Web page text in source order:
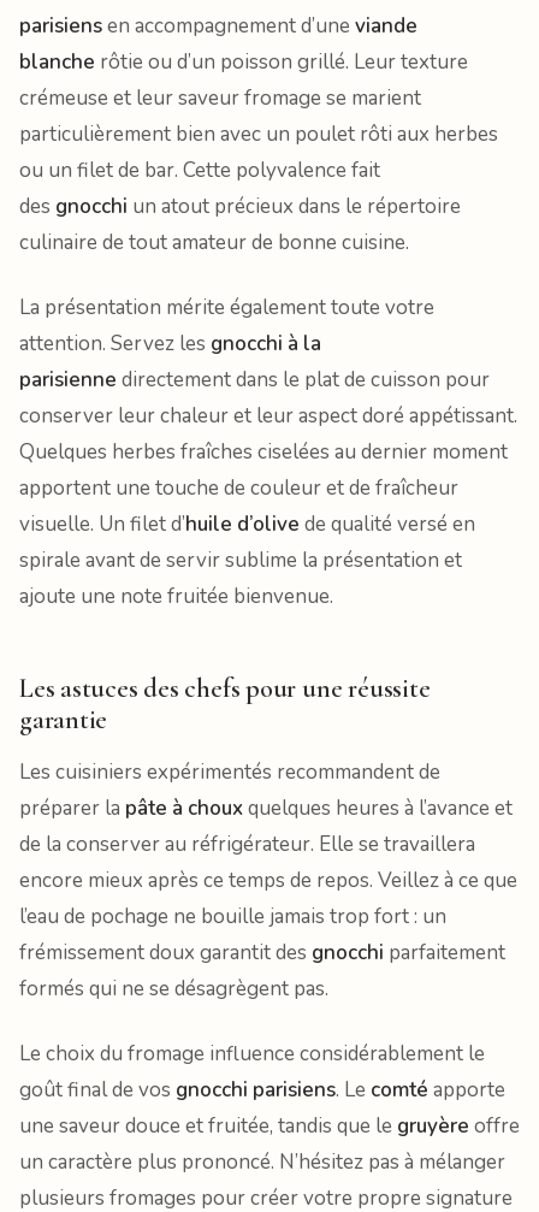
parisiensen accompagnement d’une viande
blanche rôtie ou d’un poisson grillé. Leur texture
crémeuse et leur saveur fromage se marient
particulièrement bien avec un poulet rôti aux herbes
ou un filet de bar. Cette polyvalence fait
des gnocchi un atout précieux dans le répertoire
culinaire de tout amateur de bonne cuisine.
La présentation mérite également toute votre
attention. Servez les gnocchi à la
parisienne directement dans le plat de cuisson pour
conserver leur chaleur et leur aspect doré appétissant.
Quelques herbes fraîches ciselées au dernier moment
apportent une touche de couleur et de fraîcheur
visuelle. Un filet d’huile d’olive de qualité versé en
spirale avant de servir sublime la présentation et
ajoute une note fruitée bienvenue.
Les astuces des chefs pour une réussite
garantie
Les cuisiniers expérimentés recommandent de
préparer la pâte à chouxquelques heures à l’avance et
de la conserver au réfrigérateur. Elle se travaillera
encore mieux après ce temps de repos. Veillez à ce que
l’eau de pochage ne bouille jamais trop fort : un
frémissement doux garantit des gnocchi parfaitement
formés qui ne se désagrègent pas.
Le choix du fromage influence considérablement le
goût final de vos gnocchi parisiens. Le comté apporte
une saveur douce et fruitée, tandis que le gruyère offre
un caractère plus prononcé. N’hésitez pas à mélanger
plusieurs fromages pour créer votre propre signature